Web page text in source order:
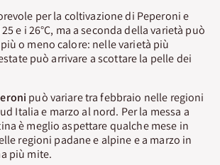
per la coltivazione di Peperoni e
e i 26°C, ma a seconda della varietà può
o meno calore: nelle varietà più
può arrivare a scottare la pelle dei
può variare tra febbraio nelle regioni
Italia e marzo al nord. Per la messa a
è meglio aspettare qualche mese in
regioni padane e alpine e a marzo in
più mite.